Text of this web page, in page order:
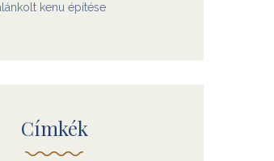
kenu építése
Címkék